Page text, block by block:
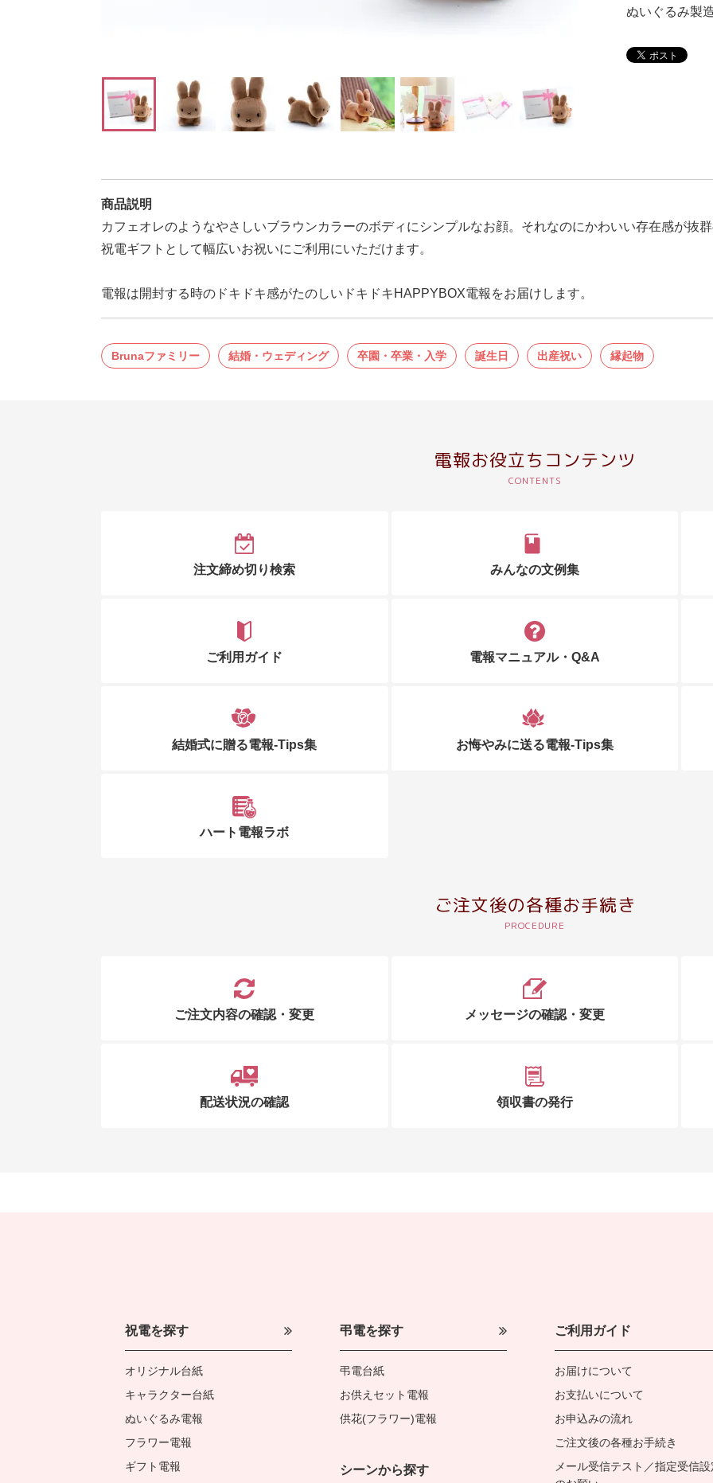
ぬいぐるみ製
商品説明
カフェオレのようなやさしいブラウンカラーのボディにシンプルなお顔。それなのにかわいい存在感が抜
祝電ギフトとして幅広いお祝いにご利用にいただけます。
電報は開封する時のドキドキ感がたのしいドキドキHAPPYBOX電報をお届けします。
Brunaファミリー 結婚・ウェディング 卒園・卒業・入学 誕生日 出産祝い 縁起物
電報お役立ちコンテンツ
注文締め切り検索 みんなの文例集
ご利用ガイド 電報マニュアル・Q&A
結婚式に贈る電報-Tips集 お悔やみに送る電報-Tips集
ハート電報ラボ
ご注文後の各種お手続き
ご注文内容の確認・変更 メッセージの確認・変更
配送状況の確認 領収書の発行
祝電を探す
オリジナル台紙
キャラクター台紙
ぬいぐるみ電報
フラワー電報
ギフト電報
弔電を探す
弔電台紙
お供えセット電報
供花(フラワー)電報
シーンから探す
ご利用ガイド
お届けについて
お支払いについて
お申込みの流れ
ご注文後の各種お手続き
メール受信テスト／指定受信設